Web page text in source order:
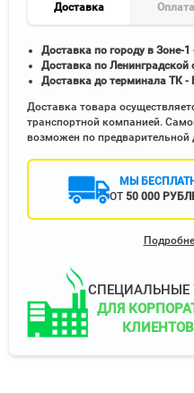
Доставка Оплата
Доставка по городу в Зоне-1
Доставка по Ленинградской
Доставка до терминала ТК -
Доставка товара
транспортной компанией.
возможен по предварительной
МЫ
ОТ 50 000
СПЕЦИАЛЬНЫЕ
ДЛЯ
КЛИЕНТОВ